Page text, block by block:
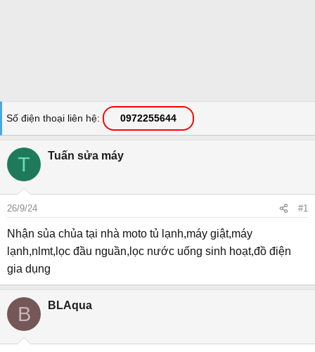
Số điện thoại liên hệ 0972255644
T Tuấn sửa máy
26/9/24 #1
Nhận sủa chủa tại nhà moto tủ lạnh,máy giật,máy
lạnh,nlmt,lọc đầu nguần,lọc nước uống sinh hoạt,đồ điện
gia dụng
B BLAqua